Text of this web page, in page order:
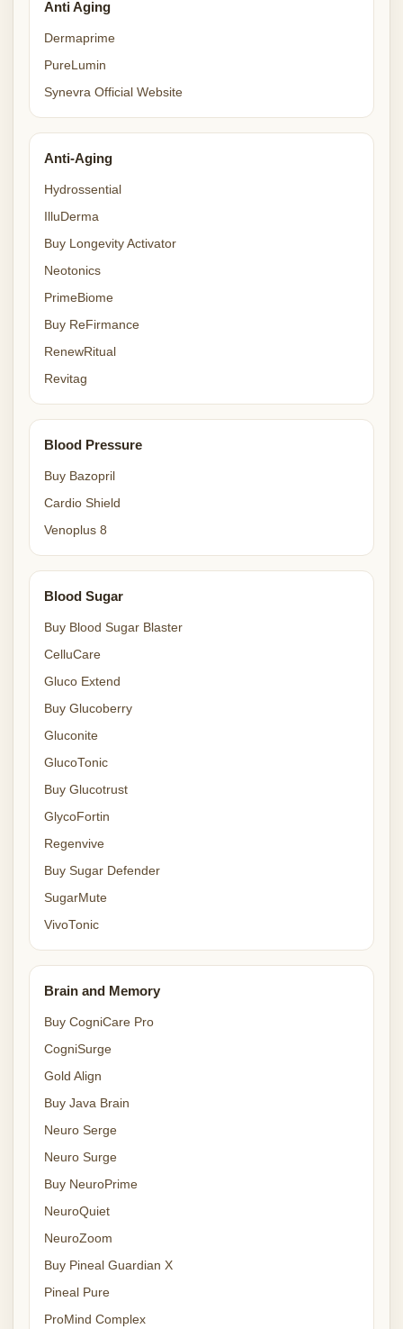
Anti Aging
Dermaprime
PureLumin
Synevra Official Website
Anti-Aging
Hydrossential
IlluDerma
Buy Longevity Activator
Neotonics
PrimeBiome
Buy ReFirmance
RenewRitual
Revitag
Blood Pressure
Buy Bazopril
Cardio Shield
Venoplus 8
Blood Sugar
Buy Blood Sugar Blaster
CelluCare
Gluco Extend
Buy Glucoberry
Gluconite
GlucoTonic
Buy Glucotrust
GlycoFortin
Regenvive
Buy Sugar Defender
SugarMute
VivoTonic
Brain and Memory
Buy CogniCare Pro
CogniSurge
Gold Align
Buy Java Brain
Neuro Serge
Neuro Surge
Buy NeuroPrime
NeuroQuiet
NeuroZoom
Buy Pineal Guardian X
Pineal Pure
ProMind Complex